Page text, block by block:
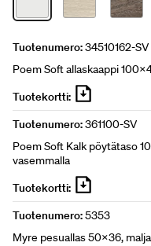
Tuotenumero:34510162-SV
Poem Soft allaskaappi
Tuotekortti:
Tuotenumero:361100-SV
Poem Soft Kalk pöytätaso
vasemmalla
Tuotekortti:
Tuotenumero:5353
Myre pesuallas 50x36,